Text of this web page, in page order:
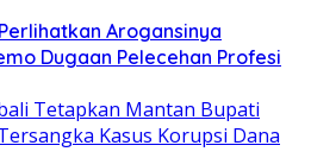
Arogansinya
Dugaan Pelecehan Profesi